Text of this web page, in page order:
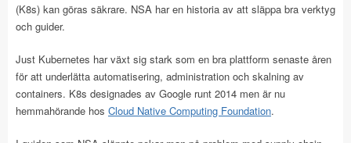
(K8s) kan göras säkrare. NSA har en historia av att släppa bra verktyg
och guider.
Just Kubernetes har växt sig stark som en bra plattform senaste åren
för att underlätta automatisering, administration och skalning av
containers. K8s designades av Google runt 2014 men är nu
hemmahörande hos Cloud Native Computing Foundation.